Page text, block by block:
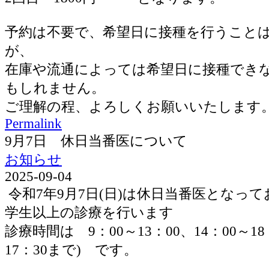
予約は不要で、希望日に接種を行うこと
が、
在庫や流通によっては希望日に接種でき
もしれません。
ご理解の程、よろしくお願いいたします
Permalink
9月7日 休日当番医について
お知らせ
2025-09-04
令和7年9月7日(日)は休日当番医となっ
学生以上の診療を行います
診療時間は 9：00～13：00、14：00～
17：30まで) です。